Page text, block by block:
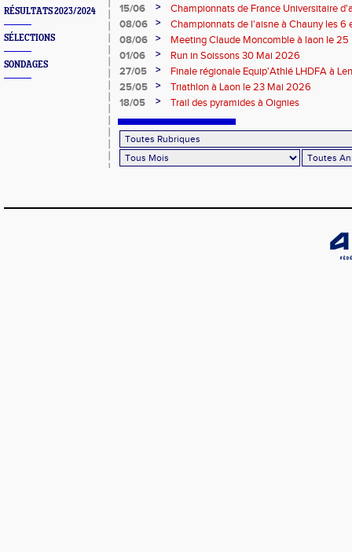
RÉSULTATS 2023/2024
SÉLECTIONS
SONDAGES
15/06
>
Championnats de France Universitaire
Mai 2026
08/06 >
Championnats de l'aisne à Chauny les 6
08/06
>
Meeting Claude Moncomble à laon le
01/06
>
Run in Soissons 30 Mai 2026
27/05
>
Finale régionale Equip'Athlé LHDFA à
25/05
>
Triathlon à Laon le 23 Mai 2026
18/05
> Trail des pyramides à Oignies